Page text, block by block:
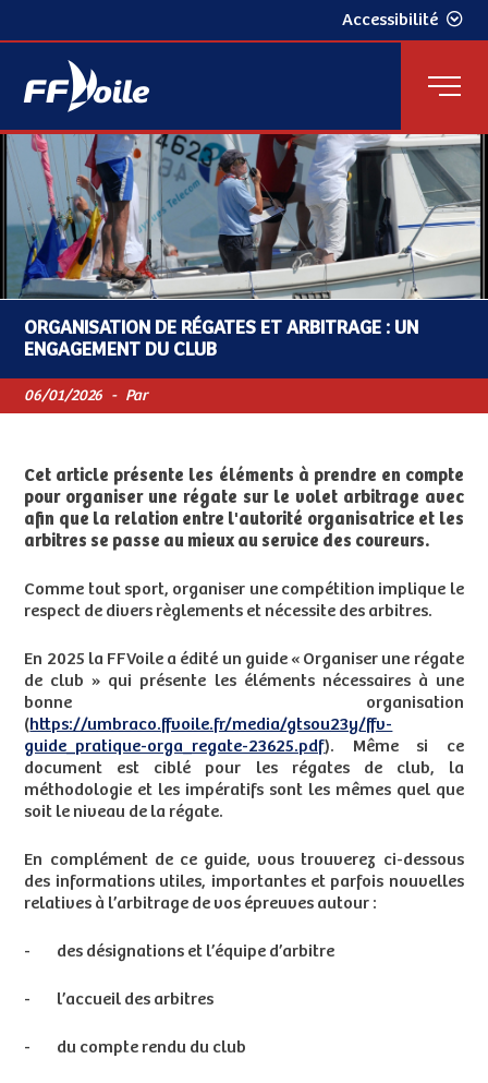
Accessibilité
ORGANISATION DE RÉGATES ET ARBITRAGE : UN
ENGAGEMENT DU CLUB
06/01/2026 - Par
Cet article présente les éléments à prendre en compte
pour organiser une régate sur le volet arbitrage avec
afin que la relation entre l'autorité organisatrice et les
arbitres se passe au mieux au service des coureurs.
Comme tout sport, organiser une compétition implique le
respect de divers règlements et nécessite des arbitres.
En 2025 la FFVoile a édité un guide « Organiser une régate
de club » qui présente les éléments nécessaires à une
bonne organisation
(https://umbraco.ffvoile.fr/media/gtsou23y/ffv-
guide_pratique-orga_regate-23625.pdf). Même si ce
document est ciblé pour les régates de club, la
méthodologie et les impératifs sont les mêmes quel que
soit le niveau de la régate.
En complément de ce guide, vous trouverez ci-dessous
des informations utiles, importantes et parfois nouvelles
relatives à l’arbitrage de vos épreuves autour :
- des désignations et l’équipe d’arbitre
- l’accueil des arbitres
- du compte rendu du club